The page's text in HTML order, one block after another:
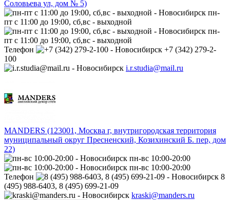
Соловьева ул, дом № 5)
пн-
пт с 11:00 до 19:00, сб,вс - выходной
пн-
пт с 11:00 до 19:00, сб,вс - выходной
Телефон
+7 (342) 279-2-
100
i.r.studia@mail.ru
MANDERS (123001, Москва г, внутригородская территория
муниципальный округ Пресненский, Козихинский Б. пер, дом
22)
пн-вс 10:00-20:00
пн-вс 10:00-20:00
Телефон
8
(495) 988-6403, 8 (495) 699-21-09
kraski@manders.ru